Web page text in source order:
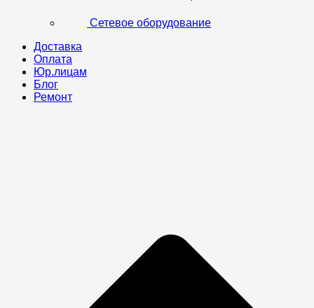
Сетевое оборудование
Доставка
Оплата
Юр.лицам
Блог
Ремонт